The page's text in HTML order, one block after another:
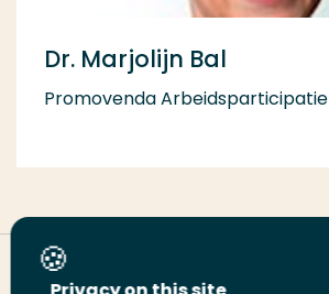
Dr. Marjolijn Bal
Promovenda Arbeidsparticipatie
Deel deze pagina